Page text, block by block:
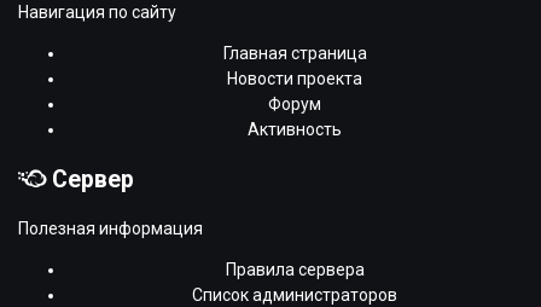
Навигация по сайту
Главная страница
Новости проекта
Форум
Активность
Сервер
Полезная информация
Правила сервера
Список администраторов